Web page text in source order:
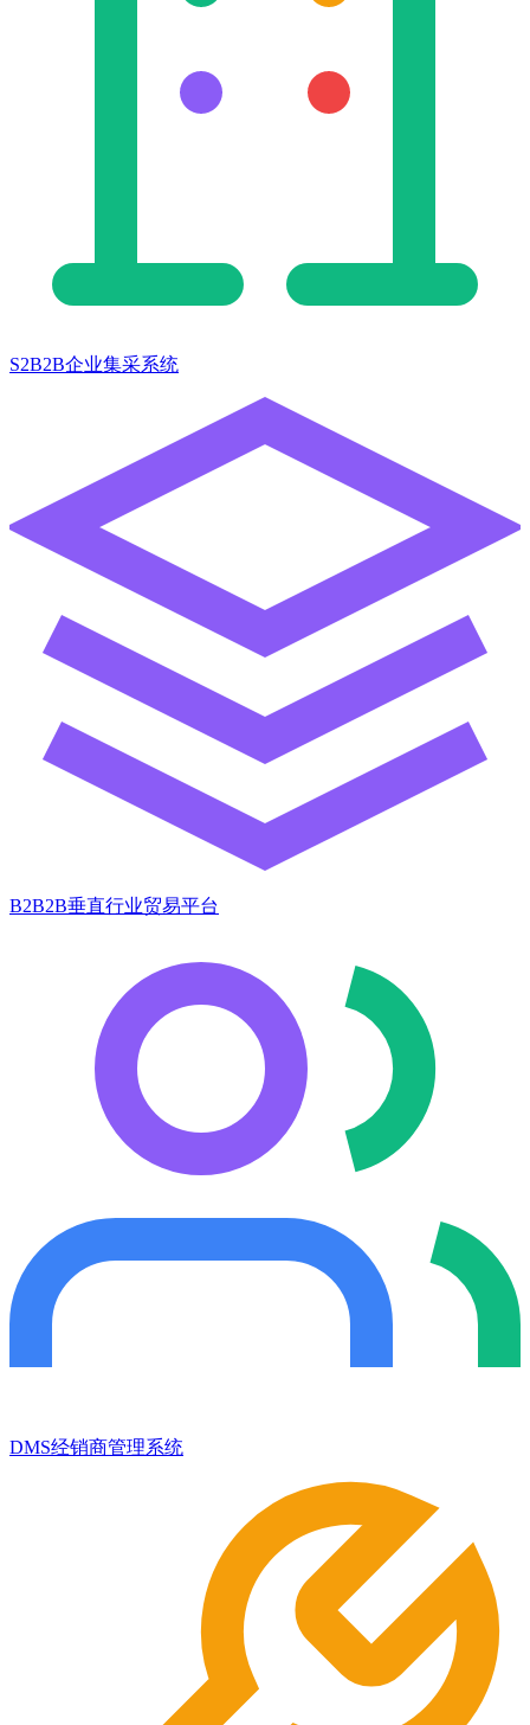
S2B2B企业集采系统
B2B2B垂直行业贸易平台
DMS经销商管理系统